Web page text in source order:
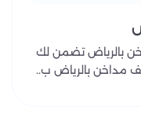
بالرياض تضمن لك
مداخن بالرياض ب..